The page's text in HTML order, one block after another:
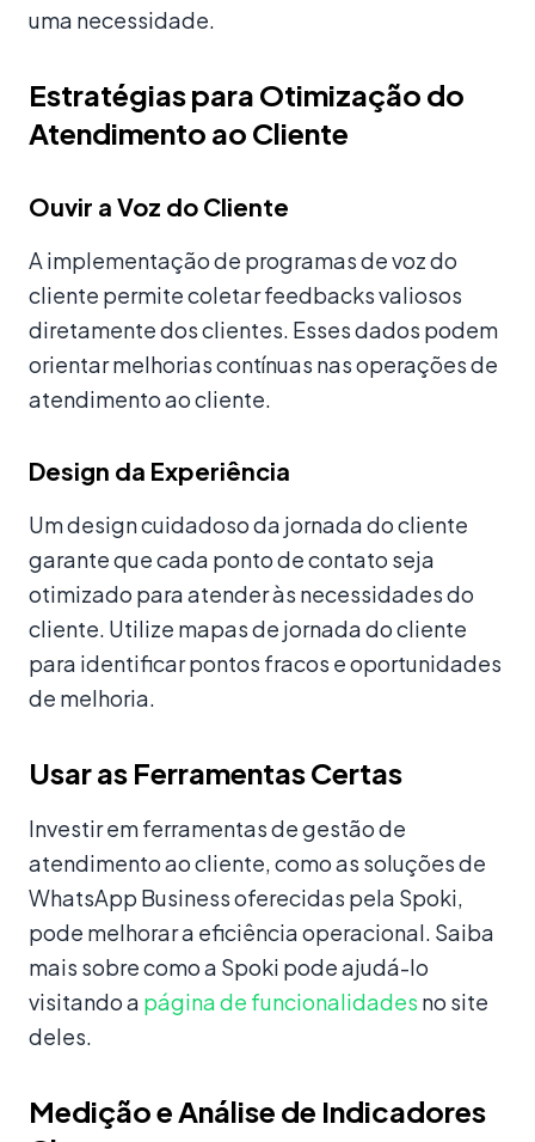
uma necessidade.
Estratégias para Otimização do
Atendimento ao Cliente
Ouvir a Voz do Cliente
A implementação de programas de voz do
cliente permite coletar feedbacks valiosos
diretamente dos clientes. Esses dados podem
orientar melhorias contínuas nas operações de
atendimento ao cliente.
Design da Experiência
Um design cuidadoso da jornada do cliente
garante que cada ponto de contato seja
otimizado para atender às necessidades do
cliente. Utilize mapas de jornada do cliente
para identificar pontos fracos e oportunidades
de melhoria.
Usar as Ferramentas Certas
Investir em ferramentas de gestão de
atendimento ao cliente, como as soluções de
WhatsApp Business oferecidas pela Spoki,
pode melhorar a eficiência operacional. Saiba
mais sobre como a Spoki pode ajudá-lo
visitando a página de funcionalidades no site
deles.
Medição e Análise de Indicadores